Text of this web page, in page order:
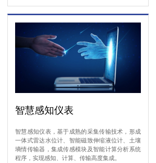
智慧感知仪表，基于成熟的采集传输技术，形成
一体式雷达水位计、智能磁致伸缩液位计、土壤
墒情传输器，集成传感模块及智能计算分析系统
程序，实现感知、计算、传输高度集成。
智慧感知仪表